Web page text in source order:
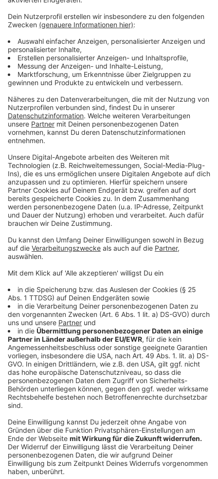
Zusätzlich wird nun die Einfahrt zum Markt auf Höhe
der Ortsnetzstation an der Tiefgarage Königstraße
gesperrt. Die Maßnahme soll voraussichtlich vom 8. bis
19. Juni dauern.
Grund dafür sind notwendige Bauarbeiten zur
Inbetriebnahme der neuen Ortsnetzstation. Während
dieser Zeit ist die Einfahrt für Autos gesperrt.
Fußgängerinnen und Fußgänger können den Bereich
weiterhin passieren.
© Stadt Ahaus
Anzeige
Stadt will barrierearme Wege ermöglichen
Anzeige
Die Stadt Ahaus betont, dass während der Arbeiten
besonders auf möglichst barrierearme Zugänge
geachtet werde. Trotzdem kann es zeitweise zu
Sperrungen auf einzelnen Gehwegabschnitten
kommen, etwa wenn Hausanschlüsse hergestellt
werden.
Damit Anwohnerinnen, Anwohner und Besucherinnen
nicht unerwartet vor gesperrten Wegen stehen, sollen
Hinweisschilder über die jeweils erreichbaren Bereiche
informieren. Außerdem wurden bereits einige
fertiggestellte Hausanschlüsse kurzfristig asphaltiert,
um die Wege ebener und sicherer zu machen.
Anzeige